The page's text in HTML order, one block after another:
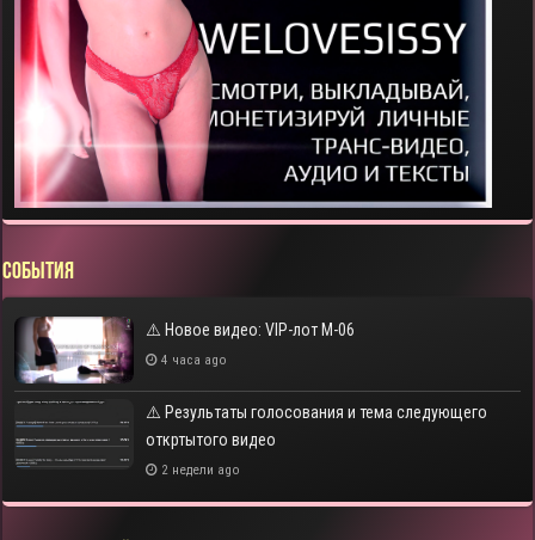
СОБЫТИЯ
⚠️ Новое видео: VIP-лот M-06
4 часа ago
⚠️ Результаты голосования и тема следующего
откртытого видео
2 недели ago